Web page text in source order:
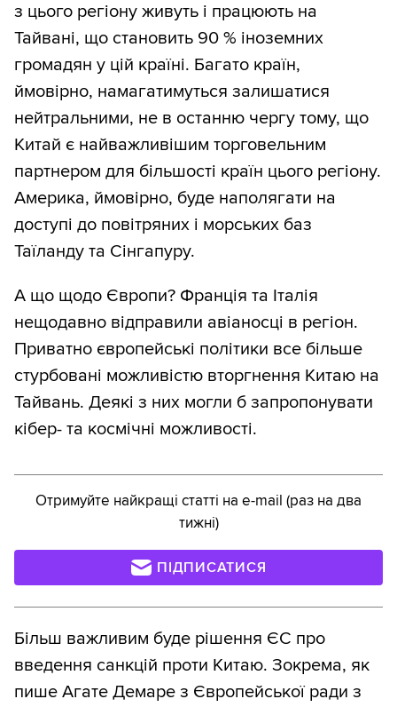
з цього регіону живуть і працюють на
Тайвані, що становить 90 % іноземних
громадян у цій країні. Багато країн,
ймовірно, намагатимуться залишатися
нейтральними, не в останню чергу тому, що
Китай є найважливішим торговельним
партнером для більшості країн цього регіону.
Америка, ймовірно, буде наполягати на
доступі до повітряних і морських баз
Таїланду та Сінгапуру.
А що щодо Європи? Франція та Італія
нещодавно відправили авіаносці в регіон.
Приватно європейські політики все більше
стурбовані можливістю вторгнення Китаю на
Тайвань. Деякі з них могли б запропонувати
кібер- та космічні можливості.
Отримуйте найкращі статті на e-mail (раз на два
тижні)
ПІДПИСАТИСЯ
Більш важливим буде рішення ЄС про
введення санкцій проти Китаю. Зокрема, як
пише Агате Демаре з Європейської ради з